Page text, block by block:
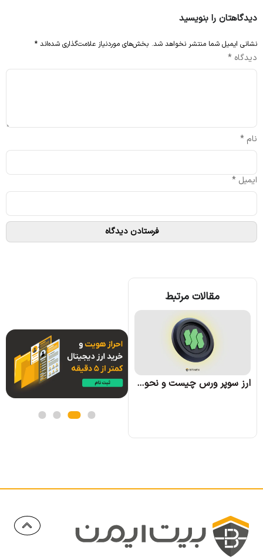
دیدگاهتان را بنویسید
نشانی ایمیل شما منتشر نخواهد شد. بخش‌های موردنیاز علامت‌گذاری شده‌اند *
دیدگاه *
نام *
ایمیل *
مقالات مرتبط
ارز سوپر ورس چیست و نحوه کسب درآمد از آن چگونه است؟ ارز وو نتورک (WOO) چیست؛ همه چیز درباره پروژه وو نتورک